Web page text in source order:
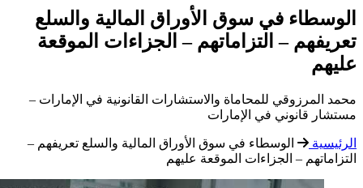
الوسطاء في سوق الأوراق المالية والسلع
تعريفهم – التزاماتهم – الجزاءات الموقعة
عليهم
محمد المرزوقي للمحاماة والاستشارات القانونية في الإمارات –
مستشار قانوني في الإمارات
الرئيسية
الوسطاء في سوق الأوراق المالية والسلع تعريفهم –
التزاماتهم – الجزاءات الموقعة عليهم